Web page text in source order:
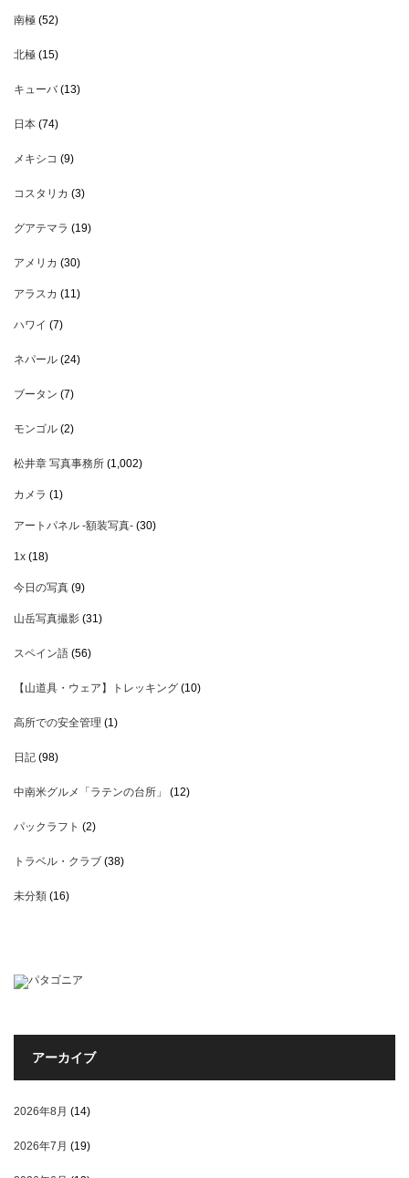
南極 (52)
北極 (15)
キューバ(13)
日本 (74)
メキシコ (9)
コスタリカ (3)
グアテマラ (19)
アメリカ (30)
アラスカ (11)
ハワイ (7)
ネパール (24)
ブータン (7)
モンゴル (2)
松井章 写真事務所 (1,002)
カメラ (1)
アートパネル -額装写真- (30)
1x (18)
今日の写真 (9)
山岳写真撮影 (31)
スペイン語 (56)
【山道具・ウェア】トレッキング (10)
高所での安全管理 (1)
日記 (98)
中南米グルメ「ラテンの台所」 (12)
パックラフト (2)
トラベル・クラブ (38)
未分類 (16)
アーカイブ
2026年8月 (14)
2026年7月 (19)